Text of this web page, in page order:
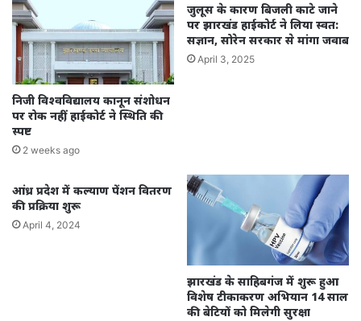
निजी विश्वविद्यालय कानून संशोधन
पर रोक नहीं, हाईकोर्ट ने स्थिति की
स्पष्ट
2 weeks ago
जुलूस के कारण बिजली काटे जाने
पर झारखंड हाईकोर्ट ने लिया स्वत:
सज्ञान, सोरेन सरकार से मांगा जवाब
April 3, 2025
आंध्र प्रदेश में कल्याण पेंशन वितरण
की प्रक्रिया शुरू
April 4, 2024
झारखंड के साहिबगंज में शुरू हुआ
विशेष टीकाकरण अभियान 14 साल
की बेटियों को मिलेगी सुरक्षा